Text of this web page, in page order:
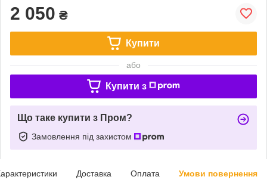
2 050 ₴
Купити
або
Купити з
Що таке купити з Пром?
Замовлення під захистом
Доставка Оплата Умови повернення